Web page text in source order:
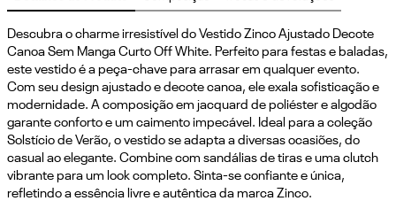
Descubra o charme irresistível do Vestido Zinco Ajustado Decote
Canoa Sem Manga Curto Off White. Perfeito para festas e baladas,
este vestido é a peça-chave para arrasar em qualquer evento.
Com seu design ajustado e decote canoa, ele exala sofisticação e
modernidade. A composição em jacquard de poliéster e algodão
garante conforto e um caimento impecável. Ideal para a coleção
Solstício de Verão, o vestido se adapta a diversas ocasiões, do
casual ao elegante. Combine com sandálias de tiras e uma clutch
vibrante para um look completo. Sinta-se confiante e única,
refletindo a essência livre e autêntica da marca Zinco.